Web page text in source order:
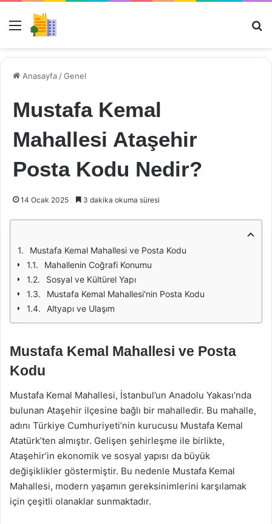
Menü
Anasayfa /Genel
Mustafa Kemal
Mahallesi Ataşehir
Posta Kodu Nedir?
14 Ocak 2025 3 dakika okuma süresi
Mustafa Kemal Mahallesi ve Posta Kodu
Mahallenin Coğrafi Konumu
Sosyal ve Kültürel Yapı
Mustafa Kemal Mahallesi'nin Posta Kodu
Altyapı ve Ulaşım
Mustafa Kemal Mahallesi ve Posta
Kodu
Mustafa Kemal Mahallesi, İstanbul’un Anadolu Yakası’nda
bulunan Ataşehir ilçesine bağlı bir mahalledir. Bu mahalle,
adını Türkiye Cumhuriyeti’nin kurucusu Mustafa Kemal
Atatürk’ten almıştır. Gelişen şehirleşme ile birlikte,
Ataşehir’in ekonomik ve sosyal yapısı da büyük
değişiklikler göstermiştir. Bu nedenle Mustafa Kemal
Mahallesi, modern yaşamın gereksinimlerini karşılamak
için çeşitli olanaklar sunmaktadır.